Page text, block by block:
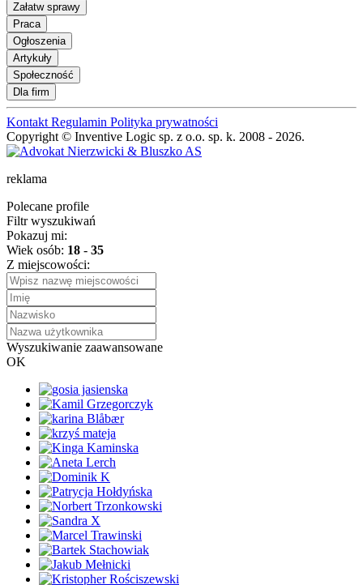
Załatw sprawy
Praca
Ogłoszenia
Artykuły
Społeczność
Dla firm
Kontakt Regulamin Polityka prywatności
Copyright © Inventive Logic sp. z o.o. sp. k. 2008 - 2026.
reklama
Polecane profile
Filtr wyszukiwań
Pokazuj mi:
Wiek osób: 18 - 35
Z miejscowości:
Wyszukiwanie zaawansowane
OK